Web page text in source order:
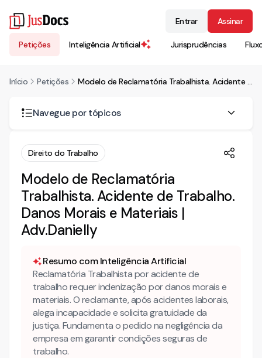
Petições Inteligência Artificial Jurisprudências
Entrar Assinar
Início Petições Modelo de Reclamatória Trabalhista. Acidente de Trabalho. Danos Morais e Materiais | Adv.Danielly
Navegue por tópicos
RECLAMATÓRIA TRABALHISTA C.C INDENIZATÓRIA POR
ACIDENTE DE TRABALHO
DO DIREITO À GRATUIDADE DE JUSTIÇA
DO CONTRATO DE TRABALHO/ FUNÇÃO
DA REMUNERAÇÃO
DO ACIDENTE DE TRABALHO
DAS LESÕES
DA NEGLIGÊNCIA DA RECLAMADA
Direito do Trabalho
Modelo de Reclamatória
Trabalhista. Acidente de Trabalho.
Danos Morais e Materiais |
Adv.Danielly
Resumo com Inteligência Artificial
Reclamatória Trabalhista por acidente de
trabalho requer indenização por danos morais e
materiais. O reclamante, após acidentes laborais,
alega incapacidade e solicita gratuidade da
justiça. Fundamenta o pedido na negligência da
empresa em garantir condições seguras de
trabalho.